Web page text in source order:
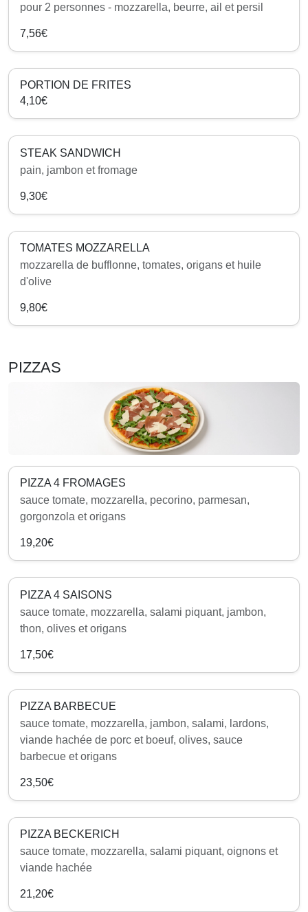
pour 2 personnes - mozzarella, beurre, ail et persil
7,56€
PORTION DE FRITES
4,10€
STEAK SANDWICH
pain, jambon et fromage
9,30€
TOMATES MOZZARELLA
mozzarella de bufflonne, tomates, origans et huile
d'olive
9,80€
PIZZAS
PIZZA 4 FROMAGES
sauce tomate, mozzarella, pecorino, parmesan,
gorgonzola et origans
19,20€
PIZZA 4 SAISONS
sauce tomate, mozzarella, salami piquant, jambon,
thon, olives et origans
17,50€
PIZZA BARBECUE
sauce tomate, mozzarella, jambon, salami, lardons,
viande hachée de porc et boeuf, olives, sauce
barbecue et origans
23,50€
PIZZA BECKERICH
sauce tomate, mozzarella, salami piquant, oignons et
viande hachée
21,20€